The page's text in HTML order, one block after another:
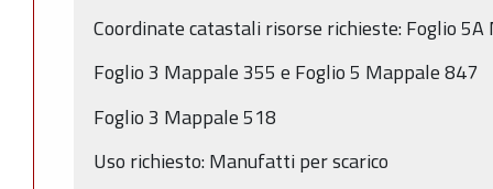
Coordinate catastali risorse richieste: Foglio
Foglio 3 Mappale 355 e Foglio 5 Mappale 847
Foglio 3 Mappale 518
Uso richiesto: Manufatti per scarico